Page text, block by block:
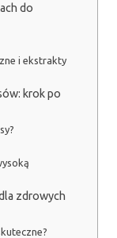
do
i ekstrakty
krok po
zdrowych